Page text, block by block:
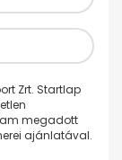
Zrt. Startlap
megadott
ajánlatával.